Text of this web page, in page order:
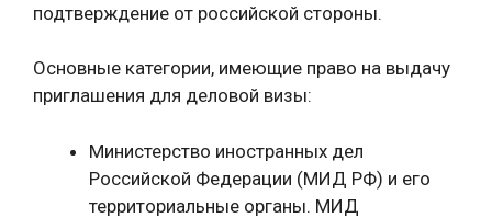
подтверждение от российской стороны.
Основные категории, имеющие право на выдачу
приглашения для деловой визы:
Министерство иностранных дел
Российской Федерации (МИД РФ) и его
территориальные органы. МИД